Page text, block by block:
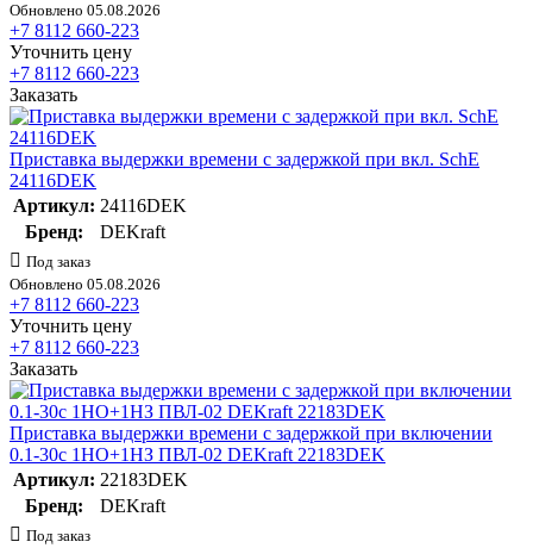
Обновлено 05.08.2026
+7 8112 660-223
Уточнить цену
+7 8112 660-223
Заказать
Приставка выдержки времени с задержкой при вкл. SchE
24116DEK
Артикул: 24116DEK
Бренд:
DEKraft
Под заказ
Обновлено 05.08.2026
+7 8112 660-223
Уточнить цену
+7 8112 660-223
Заказать
Приставка выдержки времени с задержкой при включении
0.1-30с 1НО+1НЗ ПВЛ-02 DEKraft 22183DEK
Артикул: 22183DEK
Бренд:
DEKraft
Под заказ